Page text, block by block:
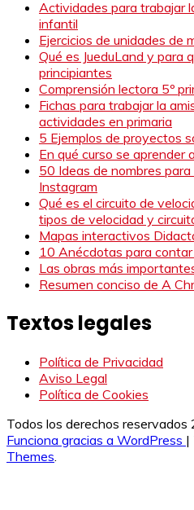
Actividades para trabajar
infantil
Ejercicios de unidades de
Qué es JueduLand y para
principiantes
Comprensión lectora 5º
Fichas para trabajar la
actividades en primaria
5 Ejemplos de proyectos
En qué curso se aprender
50 Ideas de nombres
Instagram
Qué es el circuito de
tipos de velocidad y
Mapas interactivos
10 Anécdotas para
Las obras más
Resumen conciso de A
Textos legales
Política de Privacidad
Aviso Legal
Política de Cookies
Todos los derechos reservados
Funciona gracias a WordPress |
Themes